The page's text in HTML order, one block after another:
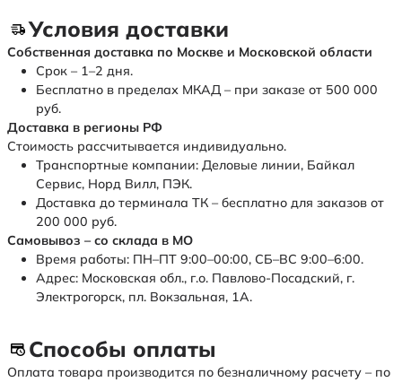
Условия доставки
Собственная доставка по Москве и Московской области
Срок – 1–2 дня.
Бесплатно в пределах МКАД – при заказе от 500 000
руб.
Доставка в регионы РФ
Стоимость рассчитывается индивидуально.
Транспортные компании: Деловые линии, Байкал
Сервис, Норд Вилл, ПЭК.
Доставка до терминала ТК – бесплатно для заказов от
200 000 руб.
Самовывоз – со склада в МО
Время работы: ПН–ПТ 9:00–00:00, СБ–ВС 9:00–6:00.
Адрес: Московская обл., г.о. Павлово-Посадский, г.
Электрогорск, пл. Вокзальная, 1А.
Способы оплаты
Оплата товара производится по безналичному расчету – по